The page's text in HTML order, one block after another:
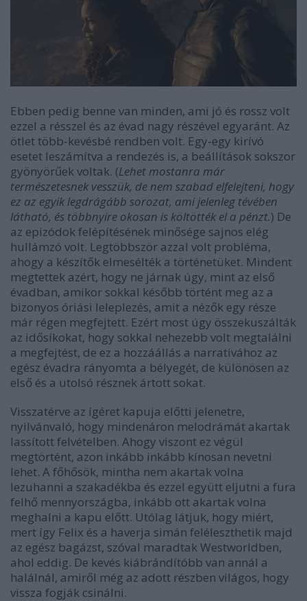
Ebben pedig benne van minden, ami jó és rossz volt
ezzel a résszel és az évad nagy részével egyaránt. Az
ötlet több-kevésbé rendben volt. Egy-egy kirívó
esetet leszámítva a rendezés is, a beállítások sokszor
gyönyörűek voltak. (Lehet mostanra már
természetesnek vesszük, de nem szabad elfelejteni, hogy
ez az egyik legdrágább sorozat, ami jelenleg tévében
látható, és többnyire okosan is költötték el a pénzt.) De
az epizódok felépítésének minősége sajnos elég
hullámzó volt. Legtöbbször azzal volt probléma,
ahogy a készítők elmesélték a történetüket. Mindent
megtettek azért, hogy ne járnak úgy, mint az első
évadban, amikor sokkal később történt meg az a
bizonyos óriási leleplezés, amit a nézők egy része
már régen megfejtett. Ezért most úgy összekuszálták
az idősíkokat, hogy sokkal nehezebb volt megtalálni
a megfejtést, de ez a hozzáállás a narratívához az
egész évadra rányomta a bélyegét, de különösen az
első és a utolsó résznek ártott sokat.
Visszatérve az ígéret kapuja előtti jelenetre,
nyilvánvaló, hogy mindenáron melodrámát akartak
lassított felvételben. Ahogy viszont ez végül
megtörtént, azon inkább inkább kínosan nevetni
lehet. A főhősök, mintha nem akartak volna
lezuhanni a szakadékba és ezzel együtt eljutni a fura
felhő mennyországba, inkább ott akartak volna
meghalni a kapu előtt. Utólag látjuk, hogy miért,
mert így Felix és a haverja simán feléleszthetik majd
az egész bagázst, szóval maradtak Westworldben,
ahol eddig. De kevés kiábrándítóbb van annál a
halálnál, amiről még az adott részben világos, hogy
vissza fogják csinálni.